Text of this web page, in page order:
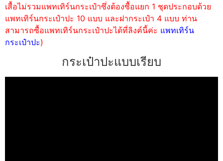
เสื้อไม่รวมแพทเทิร์นกระเป๋าซึ่งต้องซื้อแยก 1 ชุดประกอบด้วย
แพทเทิร์นกระเป๋าปะ 10 แบบ และฝากระเป๋า 4 แบบ ท่าน
สามารถซื้อแพทเทิร์นกระเป๋าปะได้ที่ลิงค์นี้ค่ะ แพทเทิร์น
กระเป๋าปะ)
กระเป๋าปะแบบเรียบ